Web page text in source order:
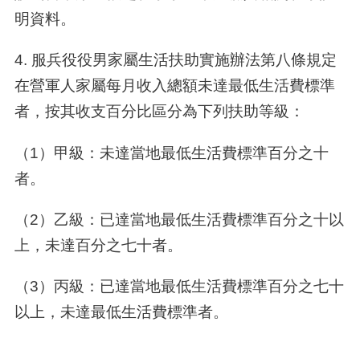
明資料。
4. 服兵役役男家屬生活扶助實施辦法第八條規定
在營軍人家屬每月收入總額未達最低生活費標準
者，按其收支百分比區分為下列扶助等級：
（1）甲級：未達當地最低生活費標準百分之十
者。
（2）乙級：已達當地最低生活費標準百分之十以
上，未達百分之七十者。
（3）丙級：已達當地最低生活費標準百分之七十
以上，未達最低生活費標準者。